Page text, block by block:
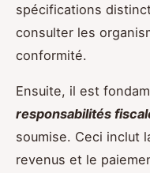
spécifications
consulter les
conformité.
Ensuite, il est
responsabilités
soumise. Ceci inclut
revenus et le